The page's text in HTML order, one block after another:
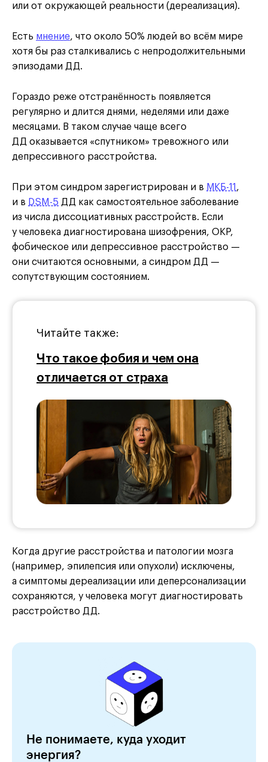
или от окружающей реальности (дереализация).
Есть мнение, что около 50% людей во всём мире
хотя бы раз сталкивались с непродолжительными
эпизодами ДД.
Гораздо реже отстранённость появляется
регулярно и длится днями, неделями или даже
месяцами. В таком случае чаще всего
ДД оказывается «спутником» тревожного или
депрессивного расстройства.
При этом синдром зарегистрирован и в МКБ-11 ,
и в DSM-5 ДД как самостоятельное заболевание
из числа диссоциативных расстройств. Если
у человека диагностирована шизофрения, ОКР,
фобическое или депрессивное расстройство —
они считаются основными, а синдром ДД —
сопутствующим состоянием.
Читайте также:
Что такое фобия и чем она
отличается от страха
Когда другие расстройства и патологии мозга
(например, эпилепсия или опухоли) исключены,
а симптомы дереализации или деперсонализации
сохраняются, у человека могут диагностировать
расстройство ДД.
Не понимаете, куда уходит
энергия?